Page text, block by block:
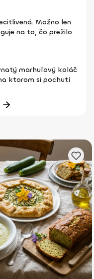
Možno len
na to, čo prežilo
marhuľový koláč
ktorom si pochutí